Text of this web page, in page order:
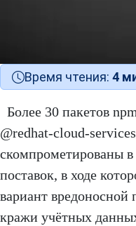
Время чтения: 4
Более 30 пакетов
@redhat-cloud-
скомпрометированы в
поставок, в ходе
вариант
кражи учётных